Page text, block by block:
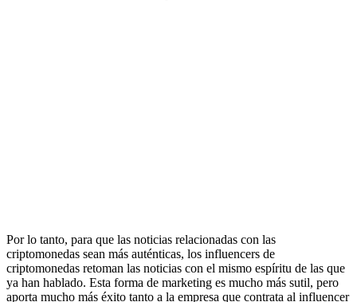
Por lo tanto, para que las noticias relacionadas con las
criptomonedas sean más auténticas, los influencers de
criptomonedas retoman las noticias con el mismo espíritu de las que
ya han hablado. Esta forma de marketing es mucho más sutil, pero
aporta mucho más éxito tanto a la empresa que contrata al influencer